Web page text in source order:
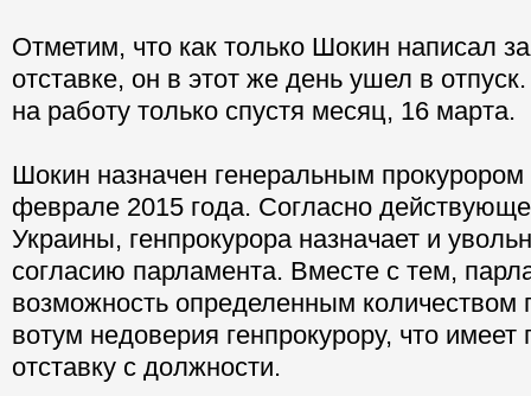
Отметим, что как только Шокин написал
отставке, он в этот же день ушел в
на работу только спустя месяц, 16 марта.
Шокин назначен генеральным
феврале 2015 года. Согласно
Украины, генпрокурора назначает и
согласию парламента. Вместе с тем,
возможность определенным количеством
вотум недоверия генпрокурору, что имеет
отставку с должности.